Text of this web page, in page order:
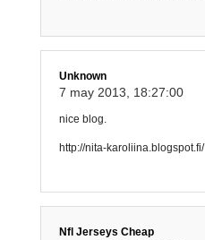
Unknown
7 may 2013, 18:27:00
nice blog.
http://nita-karoliina.blogspot.fi/
Nfl Jerseys Cheap